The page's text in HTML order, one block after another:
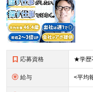
応募資格
給与